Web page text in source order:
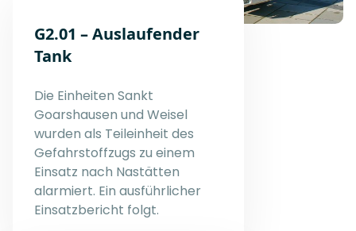
G2.01 – Auslaufender
Tank
Die Einheiten Sankt
Goarshausen und Weisel
wurden als Teileinheit des
Gefahrstoffzugs zu einem
Einsatz nach Nastätten
alarmiert. Ein ausführlicher
Einsatzbericht folgt.